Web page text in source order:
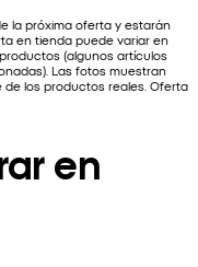
la próxima oferta y estarán
en tienda puede variar en
(algunos artículos
Las fotos muestran
los productos reales. Oferta
en